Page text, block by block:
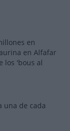
en
en Alfafar
los 'bous al
una de cada